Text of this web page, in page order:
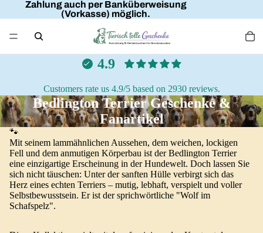
Zahlung auch per Banküberweisung
(Vorkasse) möglich.
4.9
Customers rate us 4.9/5 based on 2930 reviews.
Bedlington Terrier Geschenke &
Fanartikel
🐾
Mit seinem lammähnlichen Aussehen, dem weichen, lockigen
Fell und dem anmutigen Körperbau ist der Bedlington Terrier
eine einzigartige Erscheinung in der Hundewelt. Doch lassen Sie
sich nicht täuschen: Unter der sanften Hülle verbirgt sich das
Herz eines echten Terriers – mutig, lebhaft, verspielt und voller
Selbstbewusstsein. Er ist der sprichwörtliche "Wolf im
Schafspelz".